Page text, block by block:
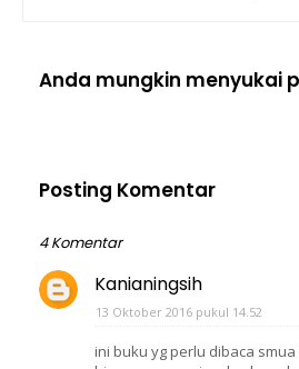
Anda mungkin menyukai
Posting Komentar
4 Komentar
Kanianingsih
13 Oktober 2016 pukul 14.52
ini buku yg perlu dibaca